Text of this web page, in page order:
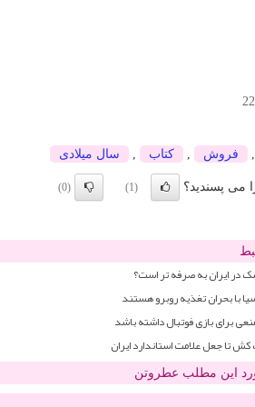
فروش كتاب سال میلادی
می پسندید؟ (1)
(0)
در ایران به صرفه تر است؟
با بحران تغذیه روبرو هستند
برای بازی فوتبال داشته باشد
تا جعل علامت استاندارد ایران
این مطلب عطروتن